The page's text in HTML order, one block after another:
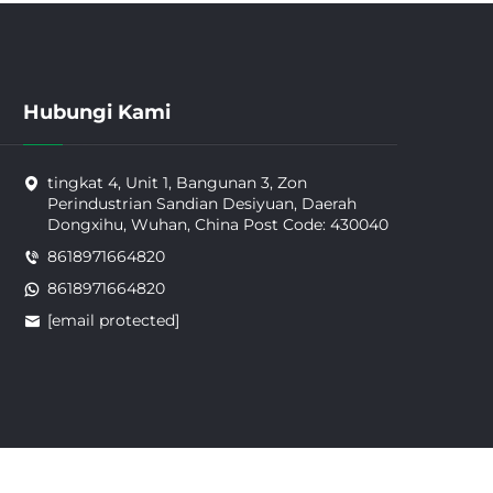
Hubungi Kami
tingkat 4, Unit 1, Bangunan 3, Zon
Perindustrian Sandian Desiyuan, Daerah
Dongxihu, Wuhan, China Post Code: 430040
8618971664820
8618971664820
[email protected]